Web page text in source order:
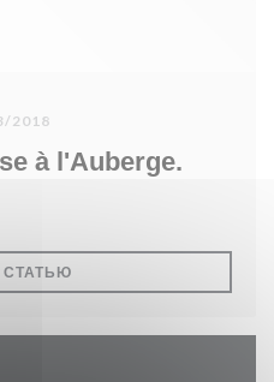
2018
à l'Auberge.
СТАТЬЮ((ОТКРЫВАЕТСЯ В